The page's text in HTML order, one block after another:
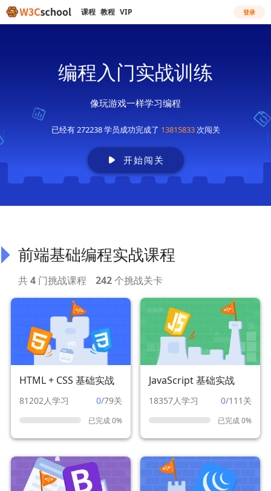
课程 教程 VIP 登录
编程入门实战训练
像玩游戏一样学习编程
已经有 272238 学员成功完成了 13815833次闯关
开始闯关
前端基础编程实战课程
共4 门挑战课程 242个挑战关卡
HTML + CSS 基础实战
81202人学习 0/79关
已完成 0%
JavaScript 基础实战
18357人学习 0/111关
已完成 0%